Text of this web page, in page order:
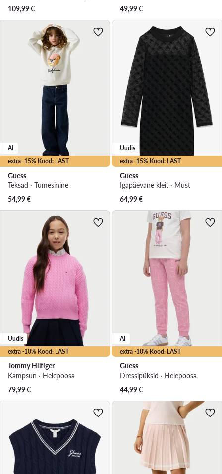
109,99€
49,99€
extra -15% Kood: LAST
AI
Guess
Teksad · Tumesinine
54,99€
extra -15% Kood: LAST
Uudis
Guess
Igapäevane kleit · Must
64,99€
extra -10% Kood: LAST
Uudis
Tommy Hilfiger
Kampsun · Heleроosa
79,99€
extra -10% Kood: LAST
AI
Guess
Dressipüksid · Heleроosa
44,99€